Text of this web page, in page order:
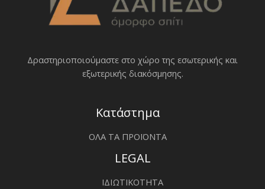
Δραστηριοποιoύμαστε στο χώρο της εσωτερικής και
εξωτερικής διακόσμησης.
Κατάστημα
ΟΛΑ ΤΑ ΠΡΟΪΟΝΤΑ
LEGAL
ΙΔΙΩΤΙΚΟΤΗΤΑ